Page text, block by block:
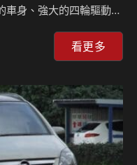
身、強大的四輪驅動系
和實用設計，尤其適合
中穿梭，還是挑戰鄉間崎
在2024年第三季度的
示出市場對其的熱烈反
脫穎而出，不僅是因為其
看更多